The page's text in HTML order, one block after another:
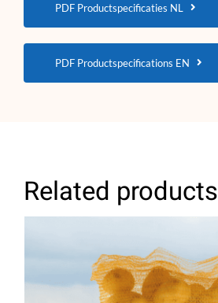
PDF Productspecificaties NL
PDF Productspecifications EN
Related products